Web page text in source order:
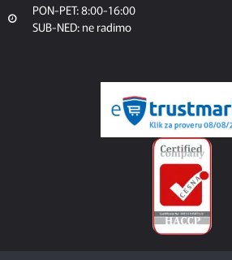
PON-PET: 8:00-16:00
SUB-NED: ne radimo